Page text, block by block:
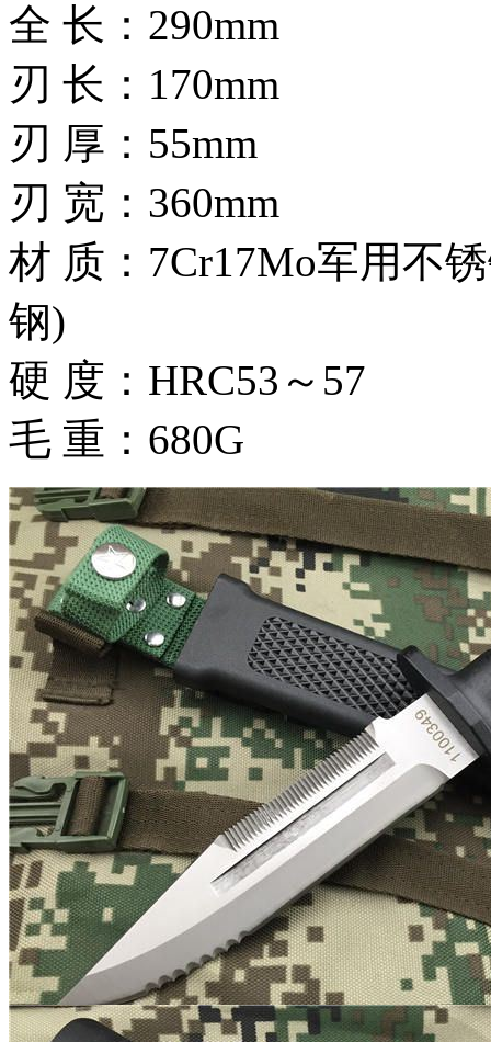
全 长：290mm
刃 长：170mm
刃 厚：55mm
刃 宽：360mm
材 质：7Cr17Mo军用不
钢)
硬 度：HRC53～57
毛 重：680G